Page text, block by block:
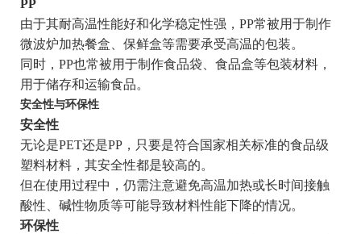
PP
由于其耐高温性能好和化学稳定性强，PP常被用于制作
微波炉加热餐盒、保鲜盒等需要承受高温的包装。
同时，PP也常被用于制作食品袋、食品盒等包装材料，
用于储存和运输食品。
安全性与环保性
安全性
无论是PET还是PP，只要是符合国家相关标准的食品级
塑料材料，其安全性都是较高的。
但在使用过程中，仍需注意避免高温加热或长时间接触
酸性、碱性物质等可能导致材料性能下降的情况。
环保性